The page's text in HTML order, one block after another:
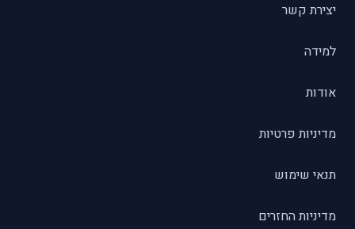
יצירת קשר
למידה
אודות
מדיניות פרטיות
תנאי שימוש
מדיניות החזרים